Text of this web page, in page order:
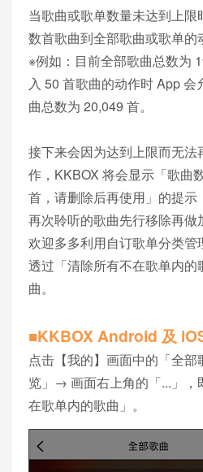
当歌曲或歌单数量未达到上限
数首歌曲到全部歌曲或歌单的
※例如：目前全部歌曲总数为
入 50 首歌曲的动作时 App
曲总数为 20,049 首。
接下来会因为达到上限而无法
作，KKBOX 将会显示「歌曲
首，请删除后再使用」的提
再次聆听的歌曲先行移除再做
欢迎多多利用自订歌单分类
透过「清除所有不在歌单内
曲。
■KKBOX Android 及
点击【我的】画面中的「全
览」→ 画面右上角的「...」，
在歌单内的歌曲」。